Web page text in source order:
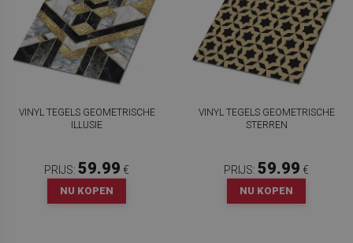
VINYL TEGELS GEOMETRISCHE
ILLUSIE
PRIJS: 59.99 €
NU KOPEN
VINYL TEGELS GEOMETRISCHE
STERREN
PRIJS: 59.99 €
NU KOPEN